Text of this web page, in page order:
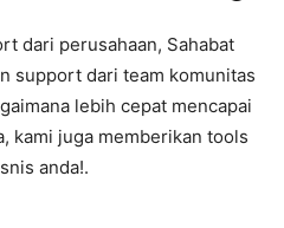
dari perusahaan, Sahabat
support dari team komunitas
lebih cepat mencapai
kami juga memberikan tools
anda!.